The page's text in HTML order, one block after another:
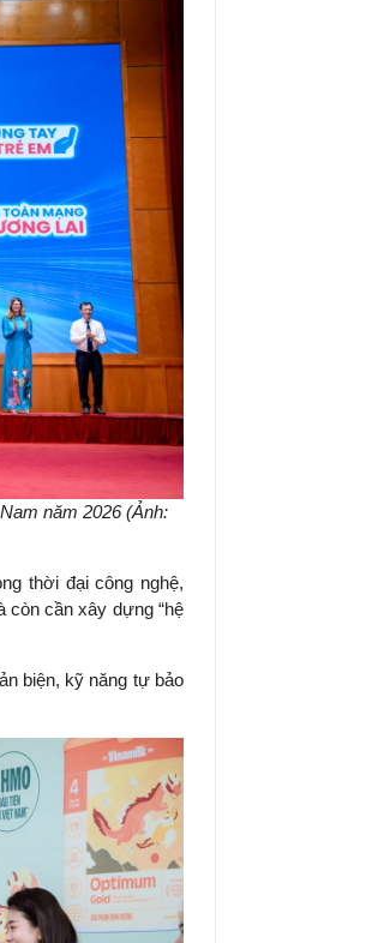
năm 2026 (Ảnh:
thời đại công nghệ,
cần xây dựng “hệ
biện, kỹ năng tự bảo